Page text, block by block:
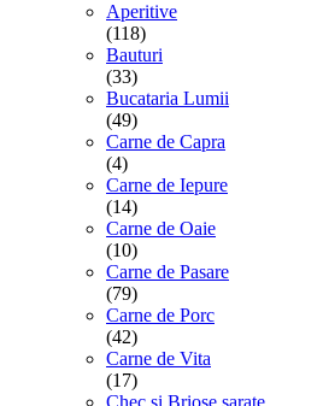
Aperitive
(118)
Bauturi
(33)
Bucataria Lumii
(49)
Carne de Capra
(4)
Carne de Iepure
(14)
Carne de Oaie
(10)
Carne de Pasare
(79)
Carne de Porc
(42)
Carne de Vita
(17)